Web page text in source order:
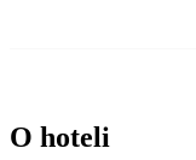
O hoteli